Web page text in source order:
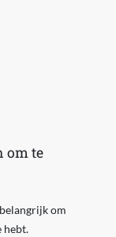
om te
om
hebt.